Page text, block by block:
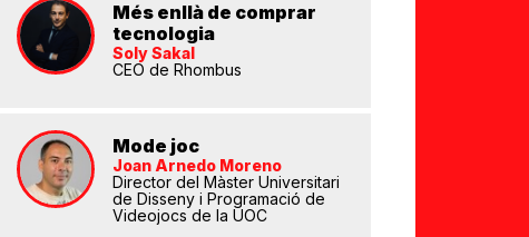
Més enllà de comprar
tecnologia
Soly Sakal
CEO de Rhombus
Mode joc
Joan Arnedo Moreno
Director del Màster Universitari
de Disseny i Programació de
Videojocs de la UOC